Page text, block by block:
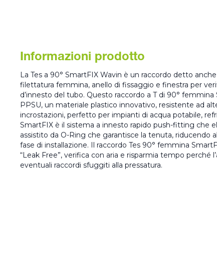
Informazioni prodotto
La Tes a 90° SmartFIX Wavin è un raccordo detto
filettatura femmina, anello di fissaggio e finestra per
d’innesto del tubo. Questo raccordo a T di 90°
PPSU, un materiale plastico innovativo, resistente ad
incrostazioni, perfetto per impianti di acqua potabile,
SmartFIX è il sistema a innesto rapido push-fitting che
assistito da O-Ring che garantisce la tenuta, riducendo
fase di installazione. Il raccordo Tes 90° femmina
“Leak Free”, verifica con aria e risparmia tempo perché
eventuali raccordi sfuggiti alla pressatura.